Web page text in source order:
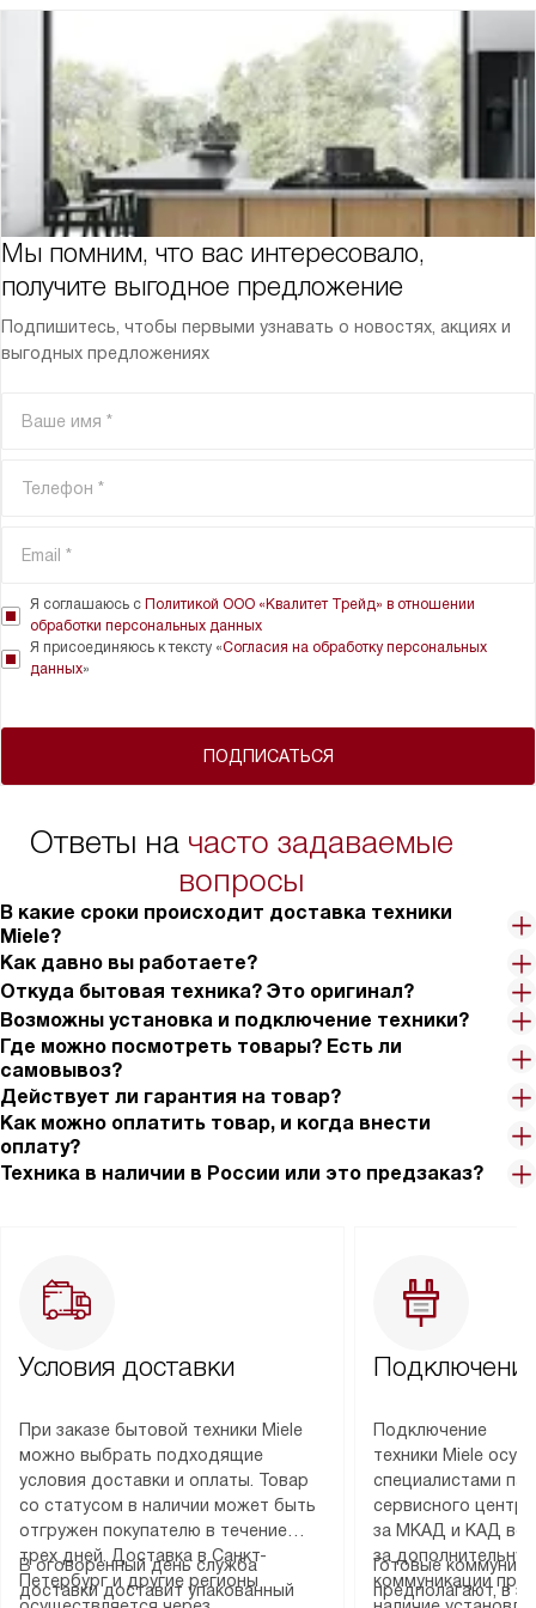
Мы помним, что вас интересовало,
получите выгодное предложение
Подпишитесь, чтобы первыми узнавать о новостях, акциях и
выгодных предложениях
ПОДПИСАТЬСЯ
Я соглашаюсь с Политикой ООО «Квалитет Трейд» в отношении
обработки персональных данных
Я присоединяюсь к тексту «Согласия на обработку персональных
данных»
Ответы на часто задаваемые
вопросы
В какие сроки происходит доставка техники
Miele?
Как давно вы работаете?
Откуда бытовая техника? Это оригинал?
Возможны установка и подключение техники?
Где можно посмотреть товары? Есть ли
самовывоз?
Действует ли гарантия на товар?
Как можно оплатить товар, и когда внести
оплату?
Техника в наличии в России или это предзаказ?
Условия доставки
При заказе бытовой техники Miele
можно выбрать подходящие
условия доставки и оплаты. Товар
со статусом в наличии может быть
отгружен покупателю в течение
трех дней. Доставка в Санкт-
Петербург и другие регионы
В оговоренный день служба
доставки доставит упакованный
Подключение
техники Miele
специалистами
сервисного
за МКАД и КАД
за
коммуникации
Готовые
предполагают, в